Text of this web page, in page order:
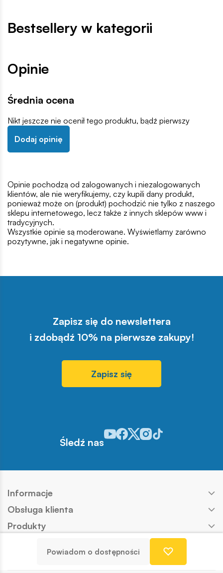
Powiadom o dostępności
Bestsellery w kategorii
Opinie
Średnia ocena
Nikt jeszcze nie ocenił tego produktu, bądź pierwszy
Dodaj opinię
Opinie pochodzą od zalogowanych i niezalogowanych
klientów, ale nie weryfikujemy, czy kupili dany produkt,
ponieważ może on (produkt) pochodzić nie tylko z naszego
sklepu internetowego, lecz także z innych sklepów www i
tradycyjnych.
Wszystkie opinie są moderowane. Wyświetlamy zarówno
pozytywne, jak i negatywne opinie.
Zapisz się do newslettera
i zdobądź 10% na pierwsze zakupy!
Zapisz się
Śledź nas
Odwiedź nasz profil w serwisie
Odwiedź nasz profil w serwisie
Odwiedź nasz profil w
Odwiedź nasz profil w
Odwiedź nasz profil
Informacje
Obsługa klienta
Produkty